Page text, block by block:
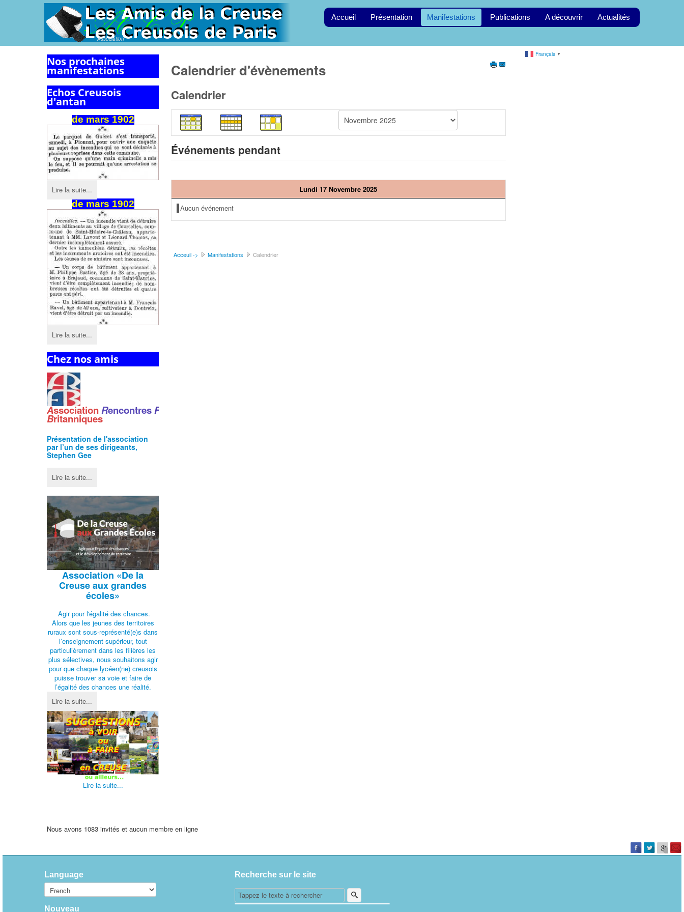
Association
Accueil Présentation Manifestations Publications A découvrir Actualités
Nos prochaines
manifestations
Echos Creusois
d'antan
de mars 1902
Lire la suite...
de mars 1902
Lire la suite...
Chez nos amis
AssociationRencontresF
Britanniques
Présentation de l'association
par l’un de ses dirigeants,
Stephen Gee
Lire la suite...
Association «De la
Creuse aux grandes
écoles»
Agir pour l'égalité des chances.
Alors que les jeunes des territoires
ruraux sont sous-représenté(e)s dans
l’enseignement supérieur, tout
particulièrement dans les filières les
plus sélectives, nous souhaitons agir
pour que chaque lycéen(ne) creusois
puisse trouver sa voie et faire de
l’égalité des chances une réalité.
Lire la suite...
Lire la suite...
Calendrier d'évènements
Calendrier
Événements pendant
Lundi 17 Novembre 2025
Aucun événement
Acceuil -> Manifestations Calendrier
Français ▼
Nous avons 1083 invités et aucun membre en ligne
Language
Nouveau
Recherche sur le site